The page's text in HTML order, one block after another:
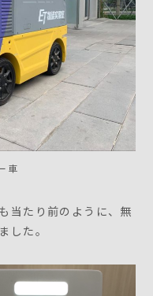
車
当たり前のように、無
した。